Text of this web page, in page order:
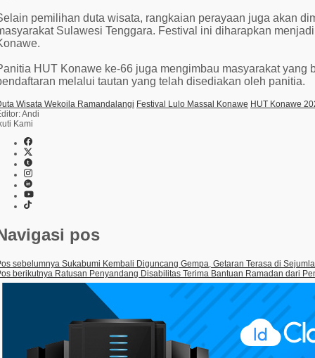
pemilihan duta wisata, rangkaian perayaan juga akan
Sulawesi Tenggara. Festival ini diharapkan
HUT Konawe ke-66 juga mengimbau masyarakat
melalui tautan yang telah disediakan oleh panitia.
Wisata Wekoila Ramandalangi Festival Lulo Massal Konawe HUT Konawe
Andi
Kami
pos
sebelumnya Sukabumi Kembali Diguncang Gempa, Getaran Terasa di
berikutnya Ratusan Penyandang Disabilitas Terima Bantuan Ramadan dari